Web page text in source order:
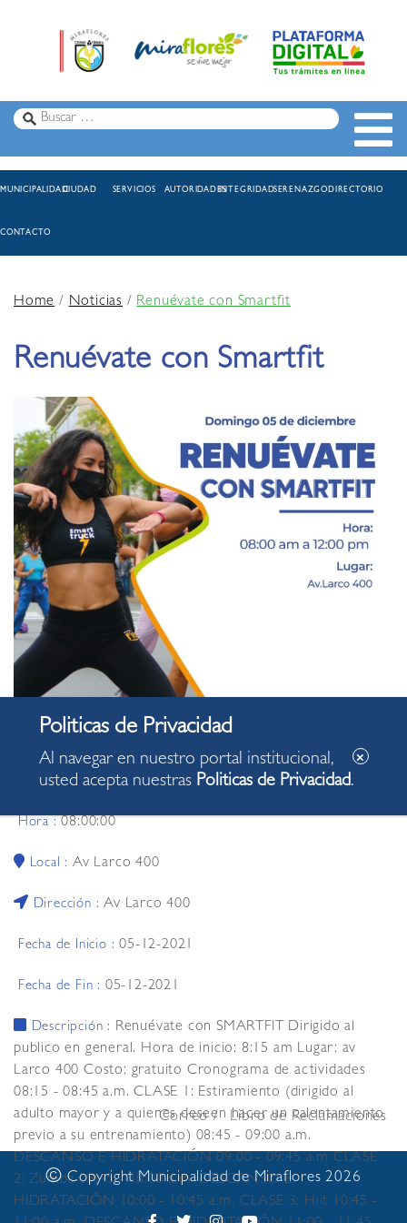
MUNICIPALIDADCIUDAD SERVICIOS AUTORIDADESINTEGRIDADSERENAZGODIRECTORIO
CONTACTO
Home/Noticias /Renuévate con Smartfit
Renuévate con Smartfit
Hora :08:00:00
Local :Av Larco 400
Dirección :Av Larco 400
Fecha de Inicio :05-12-2021
Fecha de Fin : 05-12-2021
Descripción : Renuévate con SMARTFIT Dirigido al
publico en general. Hora de inicio: 8:15 am Lugar: av
Larco 400 Costo: gratuito Cronograma de actividades
08:15 - 08:45 a.m. CLASE 1: Estiramiento (dirigido al
adulto mayor y a quienes deseen hacer un calentamiento
previo a su entrenamiento) 08:45 - 09:00 a.m.
DESCANSO E HIDRATACIÓN 09:00 - 09:45 a.m CLASE
2: Zumba 09:45 - 10:00 a.m. DESCANSO E
HIDRATACIÓN 10:00 - 10:45 a.m. CLASE 3: Hiit 10:45 -
Correo Libro de Reclamaciones
©Copyright Municipalidad de Miraflores 2026
Al navegar en nuestro portal institucional,
usted acepta nuestras Politicas de Privacidad.